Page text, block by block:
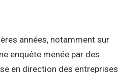
années, notamment sur
enquête menée par des
en direction des entreprises